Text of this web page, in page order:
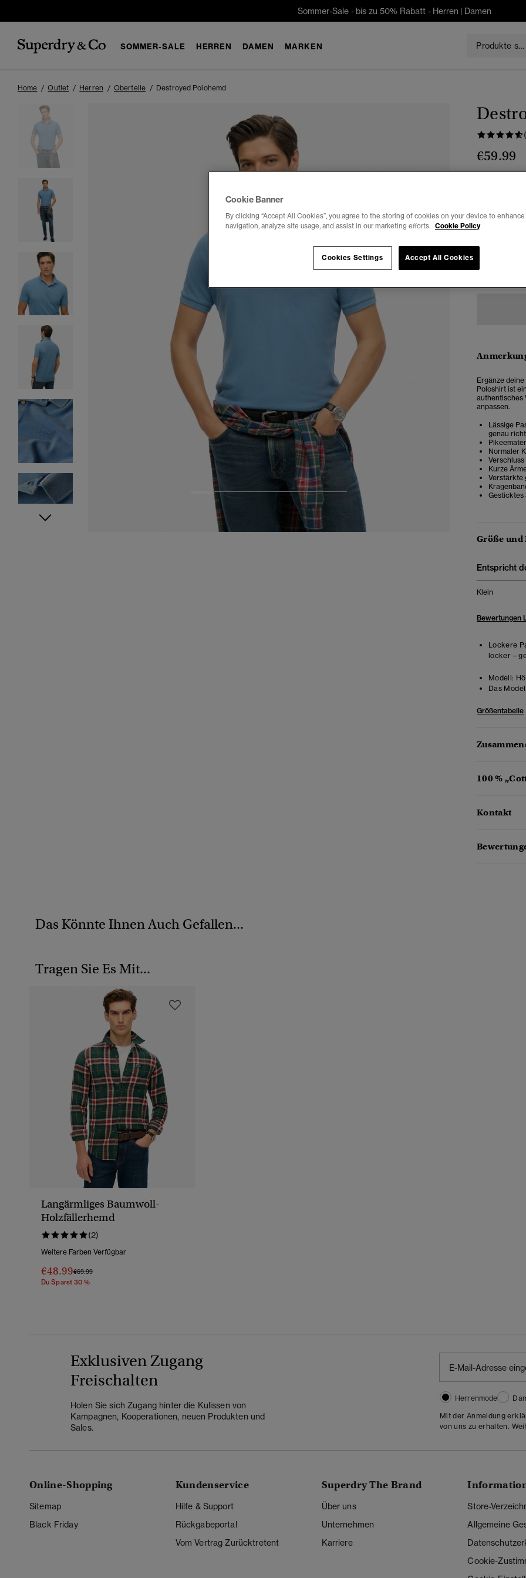
Sommer-Sale - bis zu 50% Rabatt - Herren | Damen
SOMMER-SALE HERREN DAMEN MARKEN
Home Outlet Herren Oberteile Destroyed Polohemd
5 6
€59.99
Ergänze
Poloshirt ist
authentisches
anpassen.
Lässige
genau
Normaler
Verschluss
Kurze
Verstärkte
Gesticktes
Größe und
Entspricht
Klein
Bewertungen
Lockere
locker –
Modell:
Das
Größentabelle
100 %
Kontakt
Das Könnte Ihnen Auch Gefallen...
Tragen Sie Es Mit...
Langärmliges Baumwoll-
Holzfällerhemd
(2)
Weitere Farben Verfügbar
€48.99Preis Wurde Reduziert Von
€69.99Bis
Du Sparst 30 %
Exklusiven Zugang
Freischalten
Holen Sie sich Zugang hinter die Kulissen von
Kampagnen, Kooperationen, neuen Produkten und
Sales.
Herrenmode
Mit der Anmeldung
von uns zu erhalten.
Online-Shopping
Sitemap
Black Friday
Kundenservice
Hilfe & Support
Rückgabeportal
Vom Vertrag Zurücktretent
Superdry The Brand
Über uns
Unternehmen
Karriere
Store-
Allgemeine
Cookie-
Cookie Banner
By clicking “Accept All Cookies”, you agree to the storing of cookies on your device to
navigation, analyze site usage, and assist in our marketing efforts. Cookie Policy
Accept All Cookies
Cookies Settings